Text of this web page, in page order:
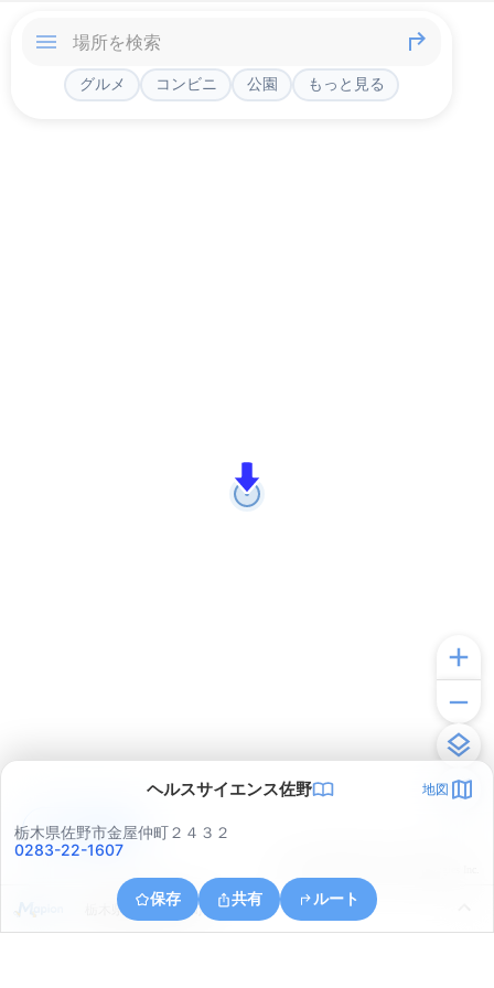
グルメ コンビニ 公園 もっと見る
ヘルスサイエンス佐野 地図
栃木県佐野市金屋仲町２４３２
0283-22-1607
保存 共有 ルート
栃木県佐野市植下町
アプリで見る